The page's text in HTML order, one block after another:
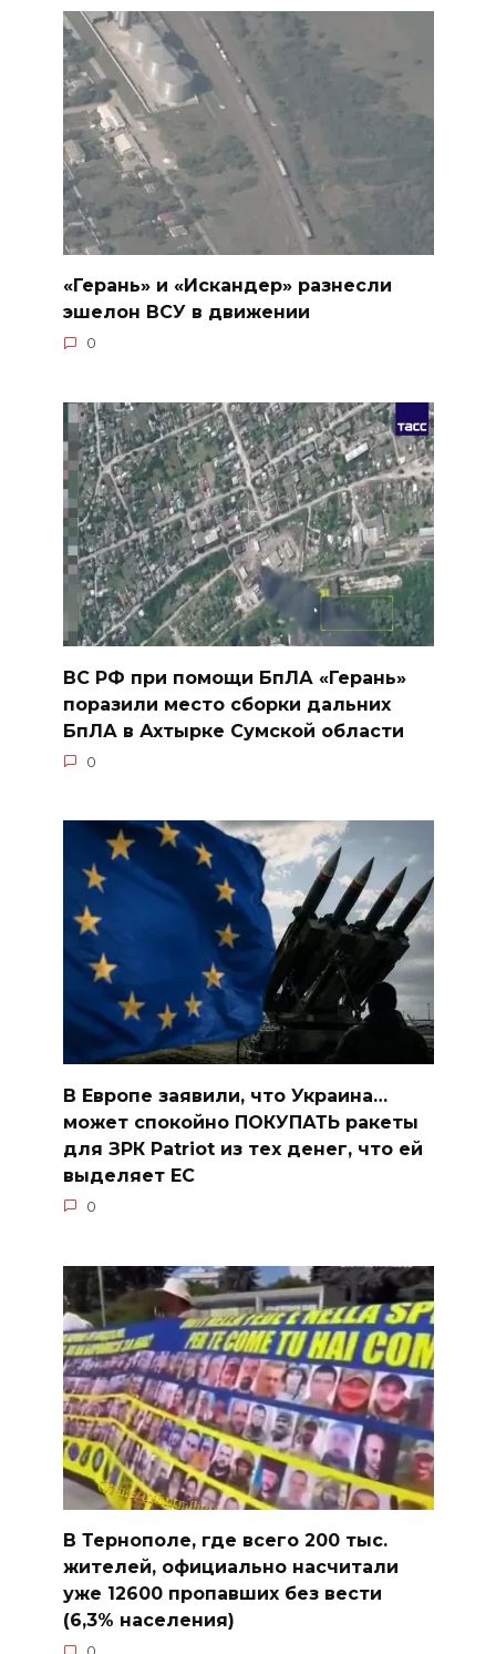
«Герань» и «Искандер» разнесли
эшелон ВСУ в движении
0
ВС РФ при помощи БпЛА «Герань»
поразили место сборки дальних
БпЛА в Ахтырке Сумской области
0
В Европе заявили, что Украина…
может спокойно ПОКУПАТЬ ракеты
для ЗРК Patriot из тех денег, что ей
выделяет ЕС
0
В Тернополе, где всего 200 тыс.
жителей, официально насчитали
уже 12600 пропавших без вести
(6,3% населения)